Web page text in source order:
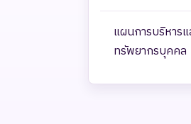
แผนการบริหาร
ทรัพยากรบุคคล